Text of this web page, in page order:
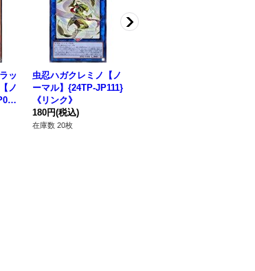
ッ
ノ
虫忍ハガクレミノ【ノ
ーマル】{24TP-JP111}
《リンク》
180円(税込)
在庫数 20枚